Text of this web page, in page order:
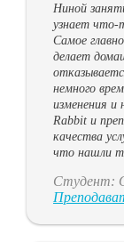
Ниной
узнает что-
Самое
делает
немного
изменения и
Rabbit и
качества
что нашли
Студент: